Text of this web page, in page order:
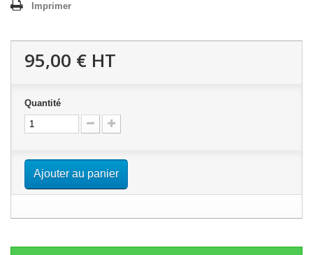
Imprimer
95,00 € HT
Quantité
Ajouter au panier